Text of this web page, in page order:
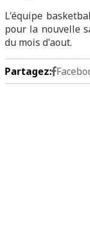
L'équipe
pour la nouvelle
du mois d'aout.
Partagez: